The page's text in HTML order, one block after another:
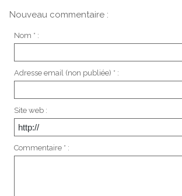
Nouveau commentaire :
Nom * :
Adresse email (non publiée) * :
Site web :
Commentaire * :